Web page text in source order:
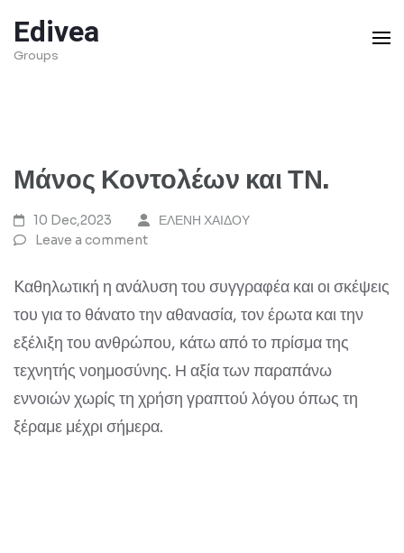
to
content
Edivea
Groups
Μάνος Κοντολέων και ΤΝ.
10 Dec,2023
ΕΛΕΝΗ ΧΑΙΔΟΥ
Leave a comment
Kαθηλωτική η ανάλυση του συγγραφέα και οι σκέψεις
του για το θάνατο την αθανασία, τον έρωτα και την
εξέλιξη του ανθρώπου, κάτω από το πρίσμα της
τεχνητής νοημοσύνης. Η αξία των παραπάνω
εννοιών χωρίς τη χρήση γραπτού λόγου όπως τη
ξέραμε μέχρι σήμερα.